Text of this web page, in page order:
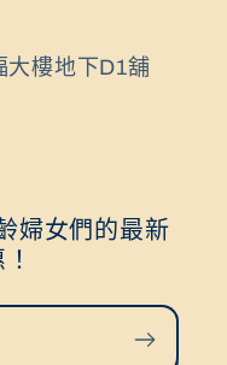
大樓地下D1舖
婦女們的最新